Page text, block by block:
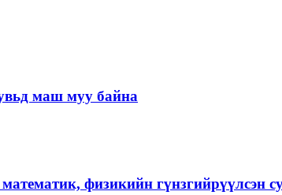
маш муу байна
физикийн гүнзгийрүүлсэн